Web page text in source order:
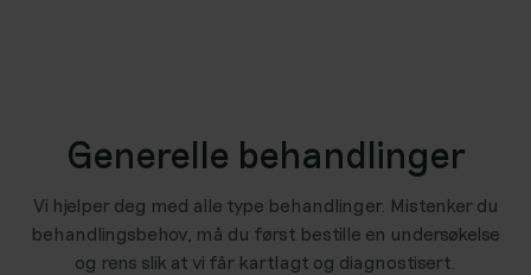
Generelle behandlinger
Vi hjelper deg med alle type behandlinger. Mistenker du
behandlingsbehov, må du først bestille en undersøkelse
og rens slik at vi får kartlagt og diagnostisert.